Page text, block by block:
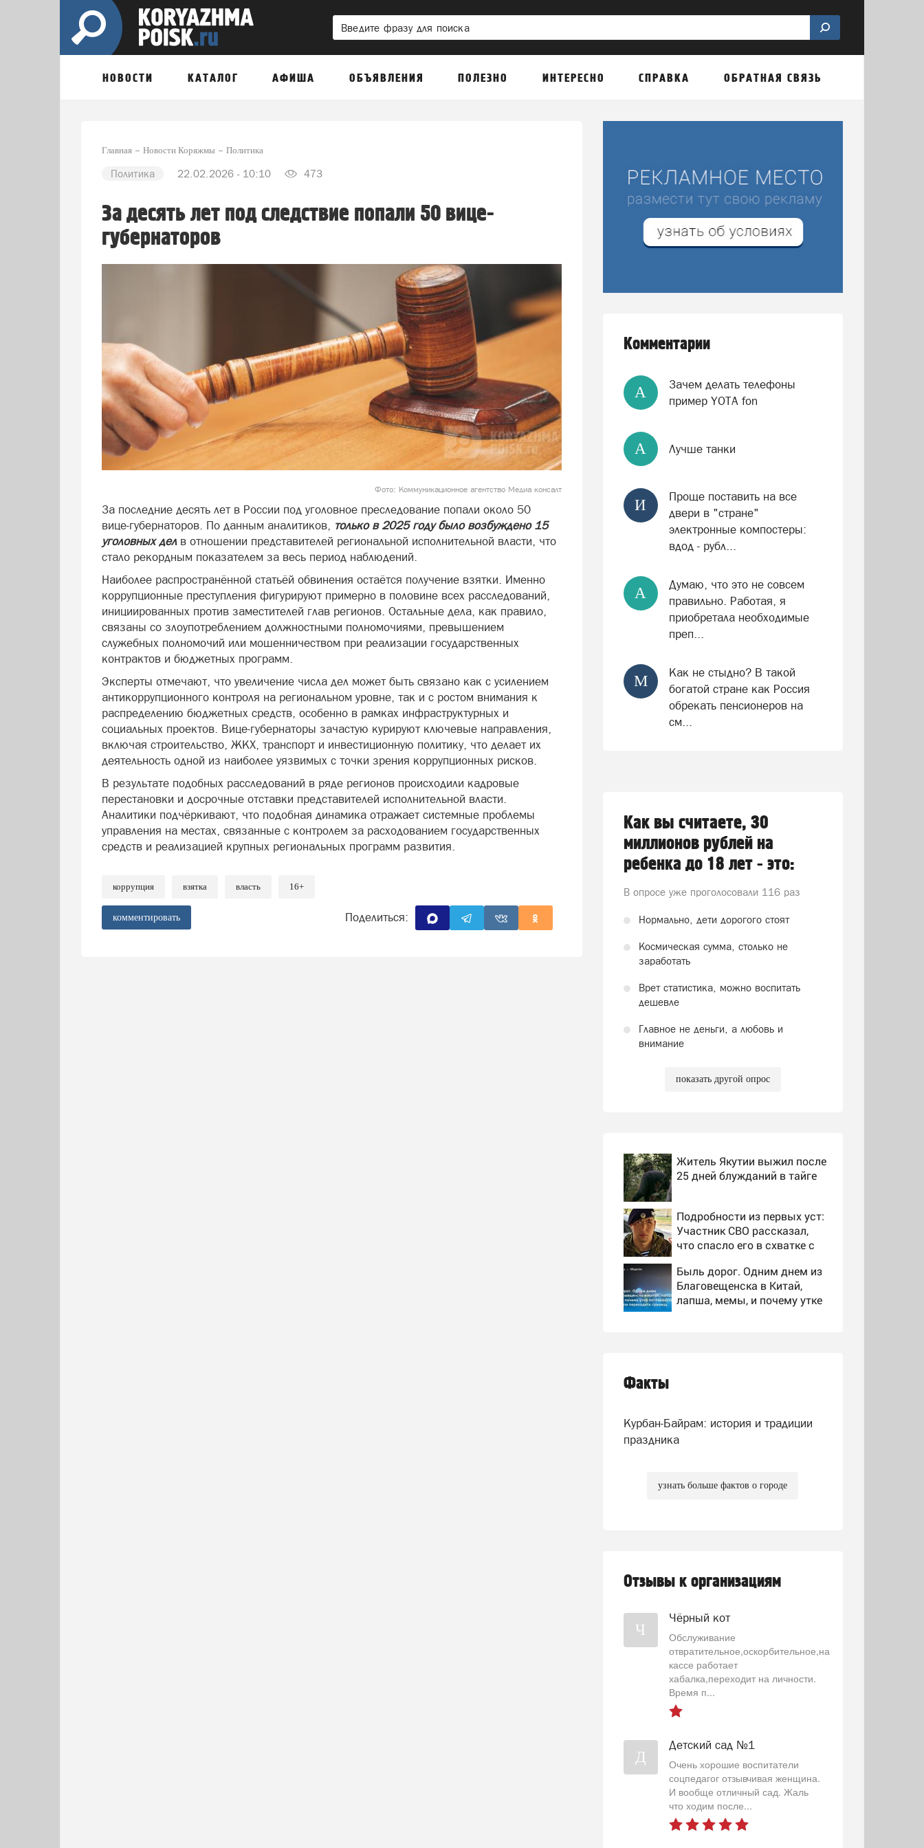
НОВОСТИ КАТАЛОГ АФИША ОБЪЯВЛЕНИЯ ПОЛЕЗНО ИНТЕРЕСНО СПРАВКА ОБРАТНАЯ СВЯЗЬ
Главная Новости Коряжмы Политика
Политика 22.02.2026 - 10:10 473
За десять лет под следствие попали 50 вице-
губернаторов
Фото: Коммуникационное агентство Медиа консалт
За последние десять лет в России под уголовное преследование попали около 50
вице-губернаторов. По данным аналитиков, только в 2025 году было возбуждено 15
уголовных дел в отношении представителей региональной исполнительной власти, что
стало рекордным показателем за весь период наблюдений.
Наиболее распространённой статьёй обвинения остаётся получение взятки. Именно
коррупционные преступления фигурируют примерно в половине всех расследований,
инициированных против заместителей глав регионов. Остальные дела, как правило,
связаны со злоупотреблением должностными полномочиями, превышением
служебных полномочий или мошенничеством при реализации государственных
контрактов и бюджетных программ.
Эксперты отмечают, что увеличение числа дел может быть связано как с усилением
антикоррупционного контроля на региональном уровне, так и с ростом внимания к
распределению бюджетных средств, особенно в рамках инфраструктурных и
социальных проектов. Вице-губернаторы зачастую курируют ключевые направления,
включая строительство, ЖКХ, транспорт и инвестиционную политику, что делает их
деятельность одной из наиболее уязвимых с точки зрения коррупционных рисков.
В результате подобных расследований в ряде регионов происходили кадровые
перестановки и досрочные отставки представителей исполнительной власти.
Аналитики подчёркивают, что подобная динамика отражает системные проблемы
управления на местах, связанные с контролем за расходованием государственных
средств и реализацией крупных региональных программ развития.
коррупция взятка власть 16+
комментировать Поделиться:
Комментарии
А
Зачем делать телефоны
пример YOTA fon
А Лучше танки
И
Проще поставить на все
двери в "стране"
электронные компостеры:
вдод - рубл...
А
Думаю, что это не совсем
правильно. Работая, я
приобретала необходимые
преп...
М
Как не стыдно? В такой
богатой стране как Россия
обрекать пенсионеров на
см...
Как вы считаете, 30
миллионов рублей на
ребенка до 18 лет - это:
В опросе уже проголосовали 116 раз
Нормально, дети дорогого стоят
Космическая сумма, столько не
заработать
Врет статистика, можно воспитать
дешевле
Главное не деньги, а любовь и
внимание
показать другой опрос
Житель Якутии выжил после
25 дней блужданий в тайге
Подробности из первых уст:
Участник СВО рассказал,
что спасло его в схватке с
Быль дорог. Одним днем из
Благовещенска в Китай,
лапша, мемы, и почему утке
Факты
Курбан-Байрам: история и традиции
праздника
узнать больше фактов о городе
Отзывы к организациям
Ч
Чёрный кот
Обслуживание
отвратительное,оскорбительное,на
кассе работает
хабалка,переходит на личности.
Время п...
Д
Детский сад №1
Очень хорошие воспитатели
соцпедагог отзывчивая женщина.
И вообще отличный сад. Жаль
что ходим после...